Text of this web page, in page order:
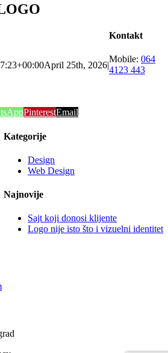
April 25th, 2026|
PinterestEmail
Kategorije
Design
Web Design
Najnovije
Sajt koji donosi klijente
Logo nije isto što i vizuelni identitet
Kontakt
Mobile: 064
4123 443